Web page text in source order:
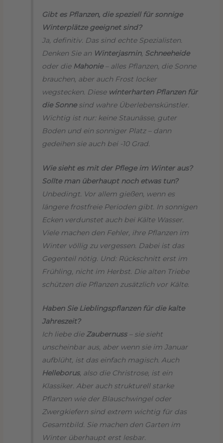
Gibt es Pflanzen, die speziell für sonnige
Winterplätze geeignet sind?
Ja, definitiv. Das sind echte Spezialisten.
Denken Sie an Winterjasmin, Schneeheide
oder die Mahonie– alles Pflanzen, die Sonne
brauchen, aber auch Frost locker
wegstecken. Diese winterharten Pflanzen für
die Sonnesind wahre Überlebenskünstler.
Wichtig ist nur: keine Staunässe, guter
Boden und ein sonniger Platz – dann
gedeihen sie auch bei -10 Grad.
Wie sieht es mit der Pflege im Winter aus?
Sollte man überhaupt noch etwas tun?
Unbedingt. Vor allem gießen, wenn es
längere frostfreie Perioden gibt. In sonnigen
Ecken verdunstet auch bei Kälte Wasser.
Viele machen den Fehler, ihre Pflanzen im
Winter völlig zu vergessen. Dabei ist das
Gegenteil nötig. Und: Rückschnitt erst im
Frühling, nicht im Herbst. Die alten Triebe
schützen die Pflanzen zusätzlich vor Kälte.
Haben Sie Lieblingspflanzen für die kalte
Jahreszeit?
Ich liebe die Zaubernuss– sie sieht
unscheinbar aus, aber wenn sie im Januar
aufblüht, ist das einfach magisch. Auch
Helleborus, also die Christrose, ist ein
Klassiker. Aber auch strukturell starke
Pflanzen wie der Blauschwingel oder
Zwergkiefern sind extrem wichtig für das
Gesamtbild. Sie machen den Garten im
Winter überhaupt erst lesbar.